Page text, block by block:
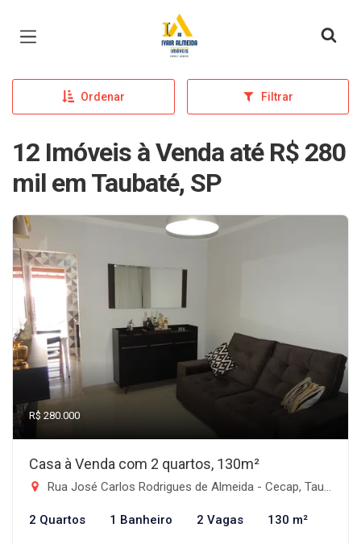
Página inicial
Ordenar Filtrar
12 Imóveis à Venda até R$ 280
mil em Taubaté, SP
R$ 280.000
Casa à Venda com 2 quartos, 130m²
Rua José Carlos Rodrigues de Almeida - Cecap, Taubaté-SP
2 Quartos 1 Banheiro 2 Vagas 130 m²